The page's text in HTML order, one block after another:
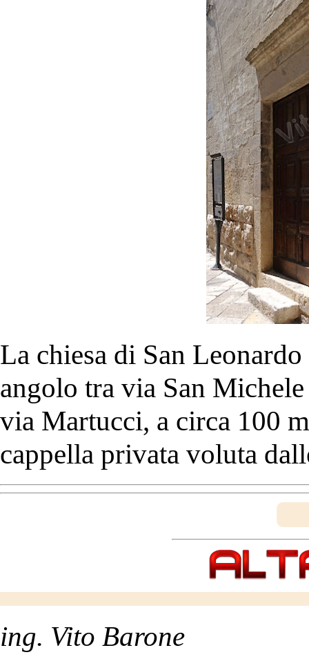
La chiesa di San
angolo tra via San
via Martucci, a circa 100
cappella privata voluta
ing. Vito Barone